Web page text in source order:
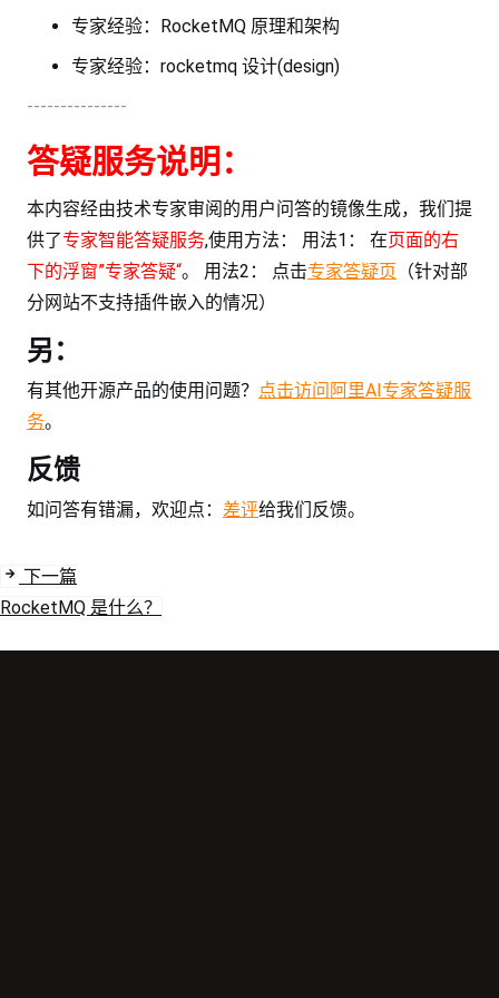
专家经验：RocketMQ 原理和架构
专家经验：rocketmq 设计(design)
---------------
答疑服务说明：
本内容经由技术专家审阅的用户问答的镜像生成，我们提
供了专家智能答疑服务,使用方法： 用法1： 在页面的右
下的浮窗”专家答疑“。 用法2： 点击专家答疑页 （针对部
分网站不支持插件嵌入的情况）
另：
有其他开源产品的使用问题？ 点击访问阿里AI专家答疑服
务。
反馈
如问答有错漏，欢迎点： 差评给我们反馈。
下一篇
RocketMQ 是什么？